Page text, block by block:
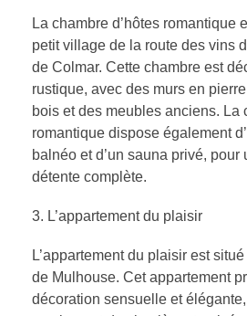
La chambre d’hôtes romantique
petit village de la route des vins
de Colmar. Cette chambre est
rustique, avec des murs en
bois et des meubles anciens. La
romantique dispose également
balnéo et d’un sauna privé,
détente complète.
L’appartement du plaisir
L’appartement du plaisir est
de Mulhouse. Cet appartement
décoration sensuelle et